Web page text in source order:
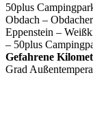
50plus
Obdach –
Eppenstein –
– 50plus
Gefahrene
Grad